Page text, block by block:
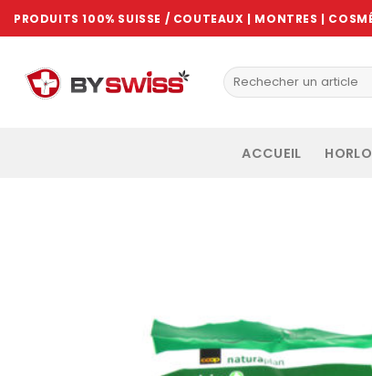
Skip
to
PRODUITS 100% SUISSE / COUTEAUX | MONTRES |
ACCUEIL